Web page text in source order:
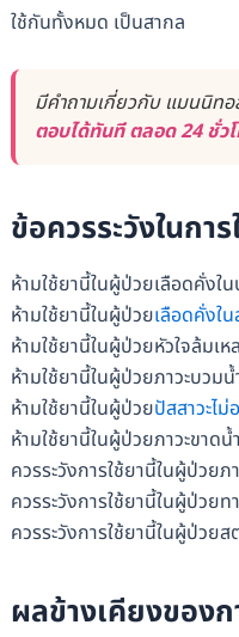
ใช้กันทั้งหมด เป็นสากล
มีคำถามเกี่ยวกับ แมนนิท
ตอบได้ทันที ตลอด 24 ชั่ว
ข้อควรระวังในก
ห้ามใช้ยานี้ในผู้ป่วยเลือดคั่งใ
ห้ามใช้ยานี้ในผู้ป่วยเลือดคั่งใ
ห้ามใช้ยานี้ในผู้ป่วยหัวใจล้มเห
ห้ามใช้ยานี้ในผู้ป่วยภาวะบว
ห้ามใช้ยานี้ในผู้ป่วยปัสสาวะไม่
ห้ามใช้ยานี้ในผู้ป่วยภาวะขาดน้ำ
ควรระวังการใช้ยานี้ในผู้ป่วยภ
ควรระวังการใช้ยานี้ในผู้ป่วย
ควรระวังการใช้ยานี้ในผู้ป่วย
ผลข้างเคียงของ